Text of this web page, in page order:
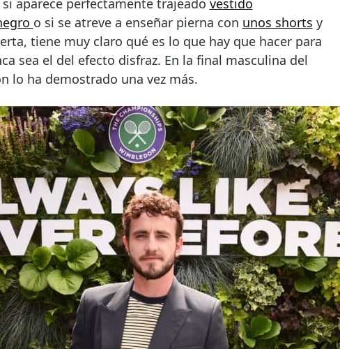
o si se atreve a enseñar pierna con unos shorts y
tiene muy claro qué es lo que hay que hacer para
sea el del efecto disfraz. En la final masculina del
lo ha demostrado una vez más.